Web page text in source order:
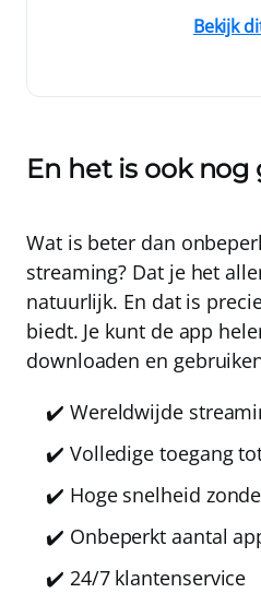
Bekijk
En het is ook nog
Wat is beter dan
streaming? Dat je het
natuurlijk. En dat is
biedt. Je kunt de app
downloaden en
✔️ Wereldwijde
✔️ Volledige toegang
✔️ Hoge snelheid
✔️ Onbeperkt aantal
✔️ 24/7 klantenservice